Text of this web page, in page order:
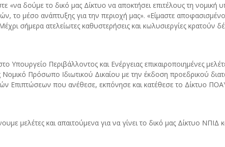
«να δούμε το δικό μας Δίκτυο να αποκτήσει επιτέλους τη νομική
το μέσο ανάπτυξης για την περιοχή μας». «Είμαστε
σήμερα ατελείωτες καθυστερήσεις και κωλυσιεργίες κρατούν
Περιβάλλοντος και Ενέργειας επικαιροποιημένες
Πρόσωπο Ιδιωτικού Δικαίου με την έκδοση προεδρικού
Επιπτώσεων που ανέθεσε, εκπόνησε και κατέθεσε το Δίκτυο
μελέτες και απαιτούμενα για να γίνει το δικό μας Δίκτυο ΝΠΙΔ